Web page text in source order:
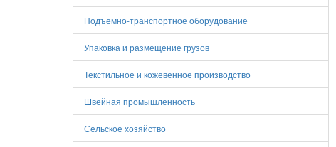
Подъемно-транспортное оборудование
Упаковка и размещение грузов
Текстильное и кожевенное производство
Швейная промышленность
Сельское хозяйство